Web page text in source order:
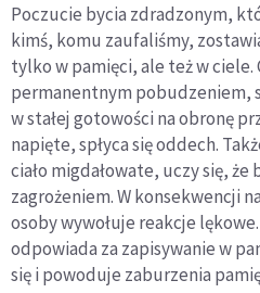
Poczucie bycia zdradzonym,
kimś, komu zaufaliśmy,
tylko w pamięci, ale też w ciele.
permanentnym pobudzeniem,
w stałej gotowości na obronę
napięte, spłyca się oddech.
ciało migdałowate, uczy się, że
zagrożeniem. W konsekwencji
osoby wywołuje reakcje
odpowiada za zapisywanie w
się i powoduje zaburzenia